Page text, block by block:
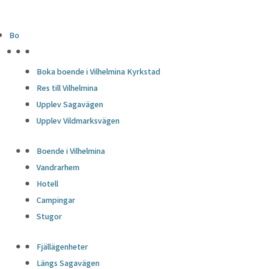
Bo
Boka boende i Vilhelmina Kyrkstad
Res till Vilhelmina
Upplev Sagavägen
Upplev Vildmarksvägen
Boende i Vilhelmina
Vandrarhem
Hotell
Campingar
Stugor
Fjällägenheter
Längs Sagavägen